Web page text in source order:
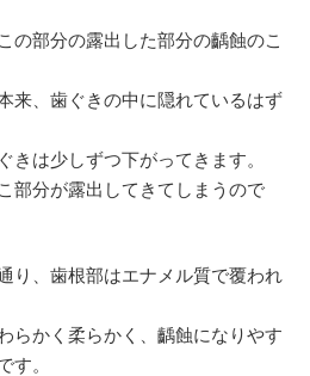
の部分の露出した部分の齲蝕のこ
来、歯ぐきの中に隠れているはず
きは少しずつ下がってきます。
部分が露出してきてしまうので
り、歯根部はエナメル質で覆われ
らかく柔らかく、齲蝕になりやす
す。